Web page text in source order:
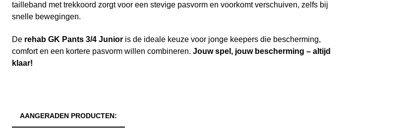
tailleband met trekkoord zorgt voor een stevige pasvorm en voorkomt verschuiven, zelfs bij
snelle bewegingen.
De rehab GK Pants 3/4 Junior is de ideale keuze voor jonge keepers die bescherming,
comfort en een kortere pasvorm willen combineren. Jouw spel, jouw bescherming – altijd
klaar!
AANGERADEN PRODUCTEN: